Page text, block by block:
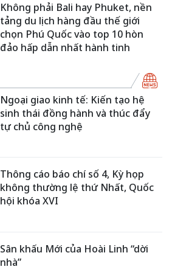
Không phải Bali hay Phuket, nền
tảng du lịch hàng đầu thế giới
chọn Phú Quốc vào top 10 hòn
đảo hấp dẫn nhất hành tinh
Ngoại giao kinh tế: Kiến tạo hệ
sinh thái đồng hành và thúc đẩy
tự chủ công nghệ
Thông cáo báo chí số 4, Kỳ họp
không thường lệ thứ Nhất, Quốc
hội khóa XVI
Sân khấu Mới của Hoài Linh “dời
nhà”